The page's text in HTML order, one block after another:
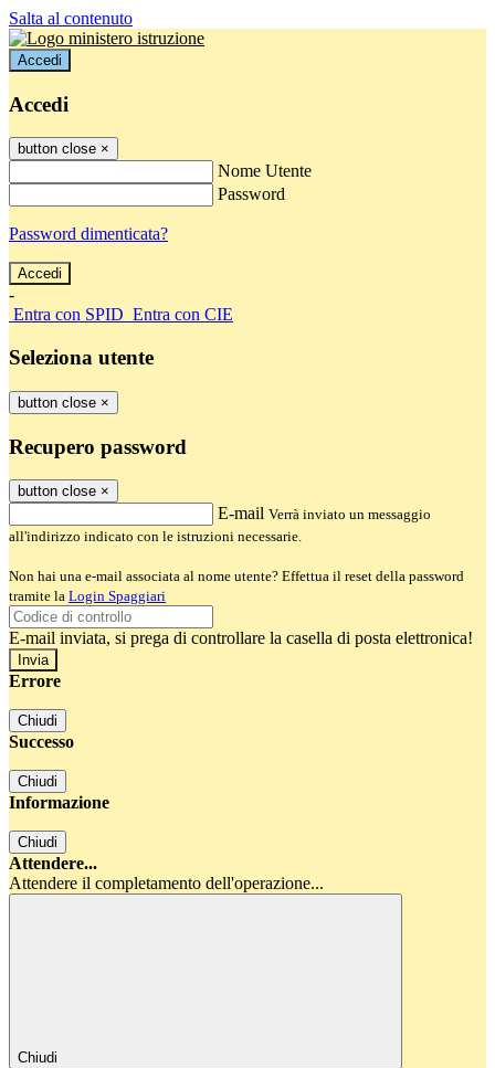
Salta al contenuto
Accedi
Accedi
button close ×
Nome Utente
Password
Password dimenticata?
-
Entra con SPID Entra con CIE
Seleziona utente
button close ×
Recupero password
button close ×
E-mail Verrà inviato un messaggio
all'indirizzo indicato con le istruzioni necessarie.
Non hai una e-mail associata al nome utente? Effettua il reset della password
tramite la Login Spaggiari
E-mail inviata, si prega di controllare la casella di posta elettronica!
Errore
Chiudi
Successo
Chiudi
Informazione
Chiudi
Attendere...
Attendere il completamento dell'operazione...
Chiudi